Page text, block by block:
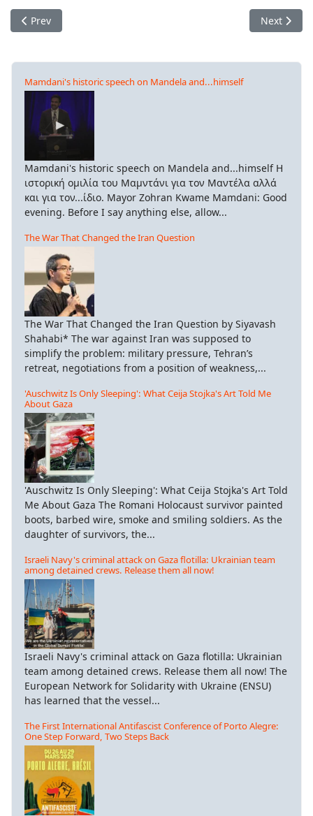
Previous article: Πως φθάσαμε στην χρηματοπιστωτική
Prev Next
Next
Mamdani's historic speech on Mandela and...himself
Mamdani's historic speech on Mandela and...himself Η
ιστορική ομιλία του Μαμντάνι για τον Μαντέλα αλλά
και για τον...ίδιο. Mayor Zohran Kwame Mamdani: Good
evening. Before I say anything else, allow...
The War That Changed the Iran Question
The War That Changed the Iran Question by Siyavash
Shahabi* The war against Iran was supposed to
simplify the problem: military pressure, Tehran’s
retreat, negotiations from a position of weakness,...
'Auschwitz Is Only Sleeping': What Ceija Stojka's Art Told Me
About Gaza
'Auschwitz Is Only Sleeping': What Ceija Stojka's Art Told
Me About Gaza The Romani Holocaust survivor painted
boots, barbed wire, smoke and smiling soldiers. As the
daughter of survivors, the...
Israeli Navy's criminal attack on Gaza flotilla: Ukrainian team
among detained crews. Release them all now!
Israeli Navy's criminal attack on Gaza flotilla: Ukrainian
team among detained crews. Release them all now! The
European Network for Solidarity with Ukraine (ENSU)
has learned that the vessel...
The First International Antifascist Conference of Porto Alegre:
One Step Forward, Two Steps Back